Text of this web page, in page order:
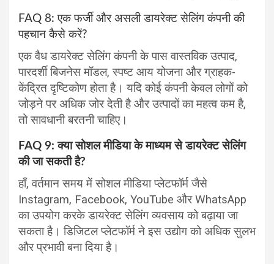
FAQ 8: एक फर्जी और असली डायरेक्ट सेलिंग कंपनी की
पहचान कैसे करें?
एक वैध डायरेक्ट सेलिंग कंपनी के पास वास्तविक उत्पाद,
पारदर्शी बिजनेस मॉडल, स्पष्ट आय योजना और ग्राहक-
केंद्रित दृष्टिकोण होता है। यदि कोई कंपनी केवल लोगों को
जोड़ने पर अधिक जोर देती है और उत्पादों का महत्व कम है,
तो सावधानी बरतनी चाहिए।
FAQ 9: क्या सोशल मीडिया के माध्यम से डायरेक्ट सेलिंग
की जा सकती है?
हाँ, वर्तमान समय में सोशल मीडिया प्लेटफॉर्म जैसे
Instagram, Facebook, YouTube और WhatsApp
का उपयोग करके डायरेक्ट सेलिंग व्यवसाय को बढ़ाया जा
सकता है। डिजिटल प्लेटफॉर्म ने इस उद्योग को अधिक सुलभ
और प्रभावी बना दिया है।